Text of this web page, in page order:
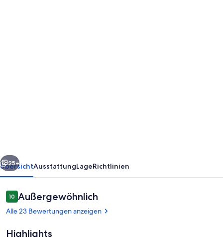
Weiter
25+
ÜbersichtAusstattungLageRichtlinien
Bewertungen
1010 von 10.
Außergewöhnlich
Alle 23 Bewertungen anzeigen
Highlights